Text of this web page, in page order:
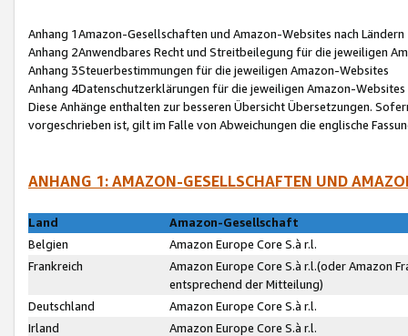
Anhang 1Amazon-Gesellschaften und Amazon-Websites nach Ländern
Anhang 2Anwendbares Recht und Streitbeilegung für die jeweiligen
Anhang 3Steuerbestimmungen für die jeweiligen Amazon-Websites
Anhang 4Datenschutzerklärungen für die jeweiligen Amazon-Websites
Diese Anhänge enthalten zur besseren Übersicht Übersetzungen.
vorgeschrieben ist, gilt im Falle von Abweichungen die englische
ANHANG 1: AMAZON-GESELLSCHAFTEN UND
Land
Amazon-Gesellschaft
Belgien
Amazon Europe Core S.à r.l.
Frankreich
Amazon Europe Core S.à r.l.(oder Amazon
entsprechend der Mitteilung)
Deutschland
Amazon Europe Core S.à r.l.
Irland
Amazon Europe Core S.à r.l.